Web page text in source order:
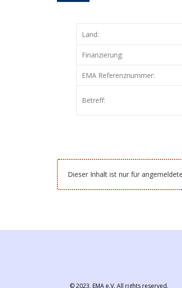
Land:
Finanzierung:
EMA Referenznummer:
Betreff:
Dieser Inhalt ist nur für
© 2023,EMA e.V. All rights reserved.